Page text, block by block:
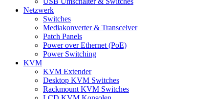
Netzwerk
Switches
Mediakonverter & Transceiver
Patch Panels
Power over Ethernet (PoE)
Power Switching
KVM
KVM Extender
Desktop KVM Switches
Rackmount KVM Switches